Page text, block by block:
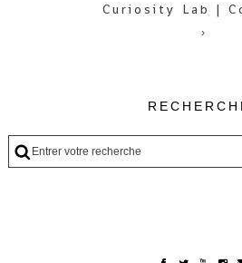
Curiosity Lab |
›